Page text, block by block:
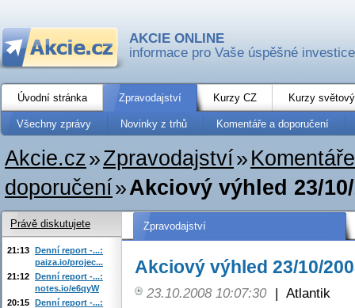
AKCIE ONLINE
informace pro Vaše úspěšné investice
Úvodní stránka Zpravodajství Kurzy CZ Kurzy
Všechny zprávy Novinky z trhů Komentáře a doporučení
Akcie.cz»Zpravodajství»
doporučení»Akciový výhled 23/
Zpravodajství
Akciový výhled 23/10/
23.10.2008 10:07:30 | Atlantik
Právě diskutujete
21:13 Denní report -...:
paiza.io/projec...
21:12 Denní report -...:
notes.io/e6qyW
20:15 Denní report -...: